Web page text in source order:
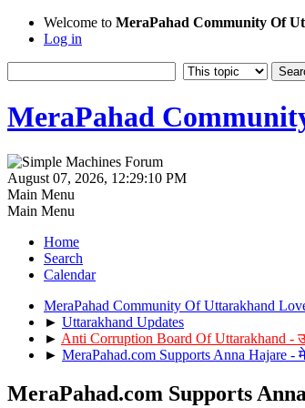
Welcome to MeraPahad Community Of
Log in
MeraPahad
August 07, 2026, 12:29:10 PM
Main Menu
Main Menu
Home
Search
Calendar
MeraPahad Community Of Uttarakhand
► Uttarakhand Updates
► Anti Corruption Board Of Uttarakhand -
► MeraPahad.com Supports Anna Hajare -
MeraPahad.com Supports Anna